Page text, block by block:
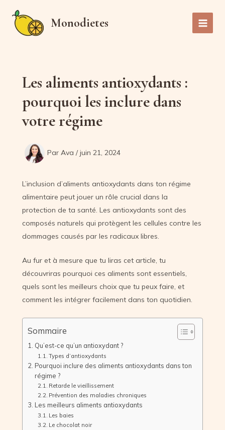
contenu
Monodietes
Main
Les aliments antioxydants :
pourquoi les inclure dans
votre régime
Par Ava /juin 21, 2024
L’inclusion d’aliments antioxydants dans ton régime
alimentaire peut jouer un rôle crucial dans la
protection de ta santé. Les antioxydants sont des
composés naturels qui protègent les cellules contre les
dommages causés par les radicaux libres.
Au fur et à mesure que tu liras cet article, tu
découvriras pourquoi ces aliments sont essentiels,
quels sont les meilleurs choix que tu peux faire, et
comment les intégrer facilement dans ton quotidien.
Sommaire
Qu’est-ce qu’un antioxydant ?
Types d’antioxydants
Pourquoi inclure des aliments antioxydants dans ton
régime ?
Retarde le vieillissement
Prévention des maladies chroniques
Les meilleurs aliments antioxydants
Les baies
Le chocolat noir